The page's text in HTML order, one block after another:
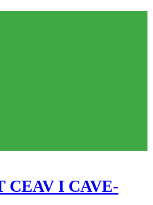
CEAV I CAVE-